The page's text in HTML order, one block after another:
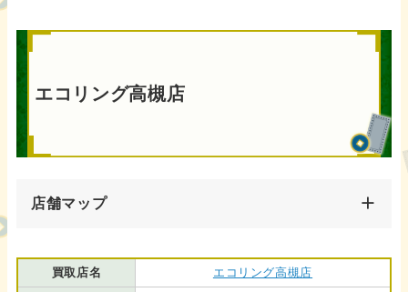
エコリング高槻店
店舗マップ
買取店名
エコリング高槻店